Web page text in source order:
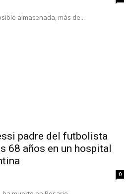
almacenada, más de...
padre del futbolista
68 años en un hospital
0